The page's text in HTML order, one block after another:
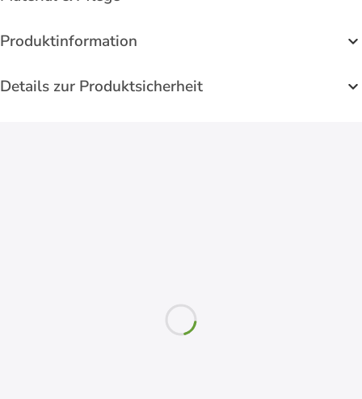
Produktinformation
Details zur Produktsicherheit